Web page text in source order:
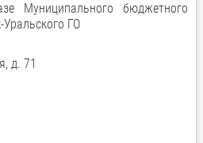
Муниципального бюджетного
ГО
д. 71